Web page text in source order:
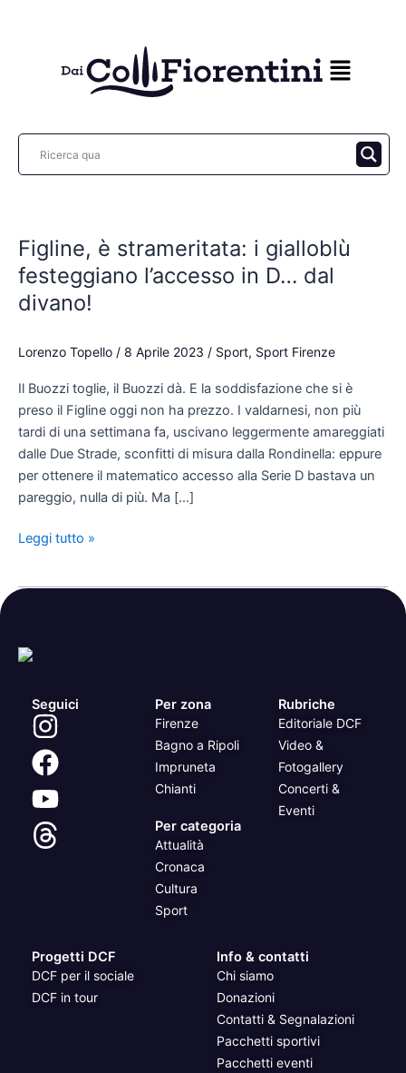
Figline, è strameritata: i gialloblù
festeggiano l’accesso in D… dal
divano!
Lorenzo Topello / 8 Aprile 2023 / Sport, Sport Firenze
Il Buozzi toglie, il Buozzi dà. E la soddisfazione che si è
preso il Figline oggi non ha prezzo. I valdarnesi, non più
tardi di una settimana fa, uscivano leggermente amareggiati
dalle Due Strade, sconfitti di misura dalla Rondinella: eppure
per ottenere il matematico accesso alla Serie D bastava un
pareggio, nulla di più. Ma […]
strameritata:
i
gialloblù
festeggiano
in
divano!
Leggi tutto »
Seguici Per zona
Firenze
Bagno a Ripoli
Impruneta
Chianti
Per categoria
Attualità
Cronaca
Cultura
Sport
Rubriche
Editoriale DCF
Video &
Fotogallery
Concerti &
Eventi
Progetti DCF
DCF per il sociale
DCF in tour
Info & contatti
Chi siamo
Donazioni
Contatti & Segnalazioni
Pacchetti sportivi
Pacchetti eventi